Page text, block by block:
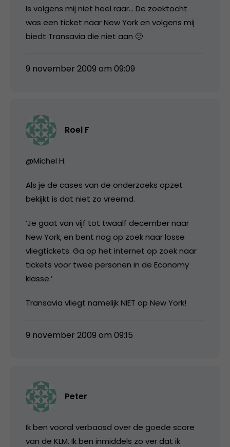
Is volgens mij niet heel raar… De zoektocht
was een ticket naar New York en volgens mij
biedt Transavia die niet aan 🙂
9 november 2009 om 09:09
Roel F
@Michel H.
Als je de cases van de onderzoeks opzet
bekijkt is dat niet zo vreemd.
‘Je gaat van vijf tot twaalf december naar
New York, en bent nog op zoek naar losse
vliegtickets. Ga op het internet op zoek naar
tickets voor twee personen in de Economy
klasse.’
Transavia vliegt namelijk NIET op New York!
9 november 2009 om 09:15
Peter
Ik ben vooral verbaasd over de goede score
van de KLM. Ik ben inmiddels zo ver dat ik